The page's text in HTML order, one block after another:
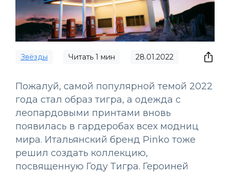
Звёзды Читать 1 мин 28.01.2022
Пожалуй, самой популярной темой 2022
года стал образ тигра, а одежда с
леопардовыми принтами вновь
появилась в гардеробах всех модниц
мира. Итальянский бренд Pinko тоже
решил создать коллекцию,
посвященную Году Тигра. Героиней